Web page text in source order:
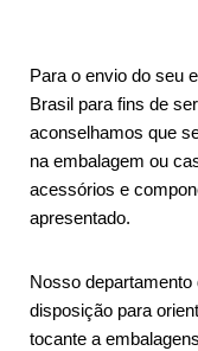
Para o envio do seu
Brasil para fins de
aconselhamos que
na embalagem ou
acessórios e
apresentado.
Nosso
disposição para
tocante a